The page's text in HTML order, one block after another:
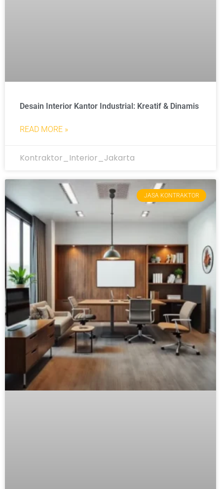
Desain Interior Kantor Industrial: Kreatif & Dinamis
READ MORE »
Kontraktor_Interior_Jakarta
JASA KONTRAKTOR